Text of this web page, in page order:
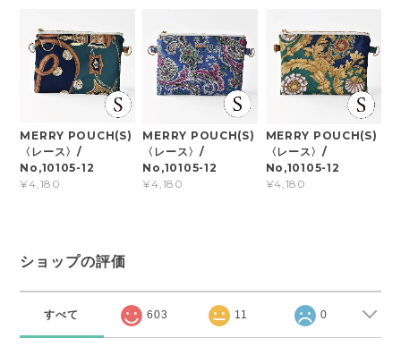
MERRY POUCH(S)
〈レース〉/
No,10105-12
¥4,180
MERRY POUCH(S)
〈レース〉/
No,10105-12
¥4,180
MERRY POUCH(S)
〈レース〉/
No,10105-12
¥4,180
ショップの評価
すべて 603 11 0